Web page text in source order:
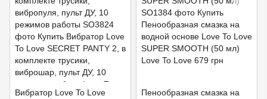
Вибратор Love To Love
Пенообразная смазка на